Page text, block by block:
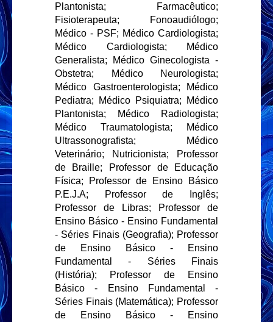
Plantonista; Farmacêutico;
Fisioterapeuta; Fonoaudiólogo;
Médico - PSF; Médico Cardiologista;
Médico Cardiologista; Médico
Generalista; Médico Ginecologista -
Obstetra; Médico Neurologista;
Médico Gastroenterologista; Médico
Pediatra; Médico Psiquiatra; Médico
Plantonista; Médico Radiologista;
Médico Traumatologista; Médico
Ultrassonografista; Médico
Veterinário; Nutricionista; Professor
de Braille; Professor de Educação
Física; Professor de Ensino Básico
P.E.J.A; Professor de Inglês;
Professor de Libras; Professor de
Ensino Básico - Ensino Fundamental
- Séries Finais (Geografia); Professor
de Ensino Básico - Ensino
Fundamental - Séries Finais
(História); Professor de Ensino
Básico - Ensino Fundamental -
Séries Finais (Matemática); Professor
de Ensino Básico - Ensino